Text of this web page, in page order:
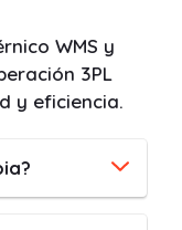
WMS y
3PL
y eficiencia.